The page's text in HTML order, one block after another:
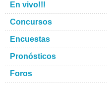
En vivo!!!
Concursos
Encuestas
Pronósticos
Foros